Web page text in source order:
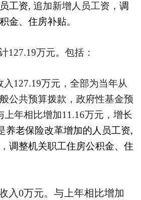
工资, 追加新增人员工资， 调
金、住房补贴。
127.19万元。包括：
入 127.19万元，全部为当年从
公共预算拨款，政府性基金预
上年相比增加11.16万元，增长
养老保险改革增加的人员工资,
调整机关职工住房公积金、住
入0万元。与上年相比增加